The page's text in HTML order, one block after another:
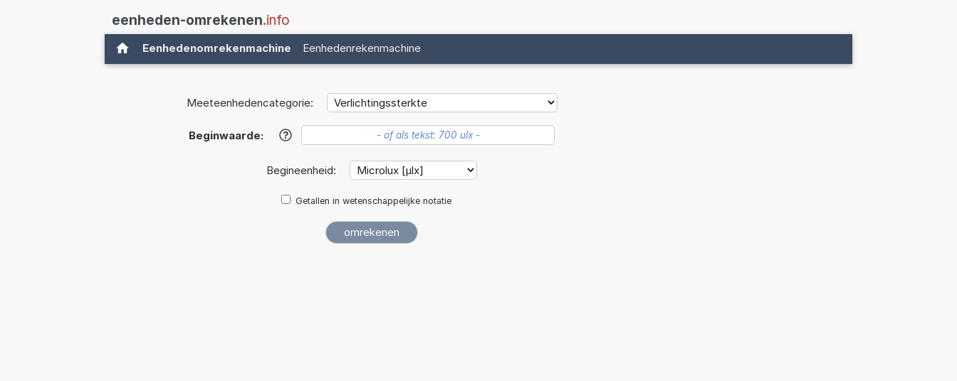
eenheden-omrekenen.info
Eenhedenomrekenmachine Eenhedenrekenmachine
Meeteenhedencategorie:
Beginwaarde: ?
Begineenheid:
Getallen in wetenschappelijke notatie